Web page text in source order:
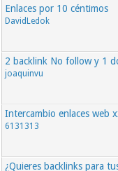
http://
http://
http://
http://
http://
http://
http://
http://
http://
Enlaces por 10 céntimos
DavidLedok
2 backlink No follow y 1
joaquinvu
Intercambio enlaces web
6131313
¿Quieres backlinks para